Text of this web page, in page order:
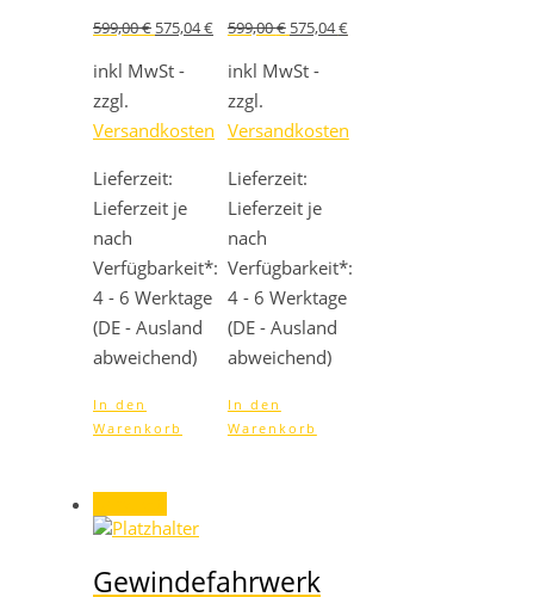
599,00€ Ursprünglicher
war:
575,04€Aktueller
ist:
575,04 €.
inkl MwSt -
zzgl.
Versandkosten
Lieferzeit:
Lieferzeit je
nach
Verfügbarkeit*:
4 - 6 Werktage
(DE - Ausland
abweichend)
In den
Warenkorb
599,00€ Ursprünglicher
war:
575,04€Aktueller
inkl MwSt -
zzgl.
Versandkosten
Lieferzeit:
Lieferzeit je
nach
Verfügbarkeit*:
4 - 6 Werktage
(DE - Ausland
abweichend)
In den
Warenkorb
Gewindefahrwerk